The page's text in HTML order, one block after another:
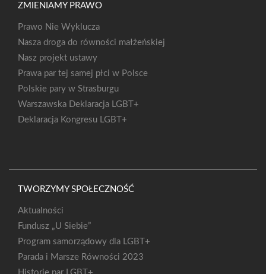
ZMIENIAMY PRAWO
Prawo Nie Wyklucza
Nasza droga do równości małżeńskiej
Nasz projekt ustawy
Prawa par tej samej płci w Polsce
Polskie pary w Strasburgu
Warszawska Deklaracja LGBT+
Deklaracja Kongresu LGBT+
TWORZYMY SPOŁECZNOŚĆ
Aktualności
Fundusz „U Siebie”
Program samorządowy dla LGBT+
Parada i Marsze Równości 2023